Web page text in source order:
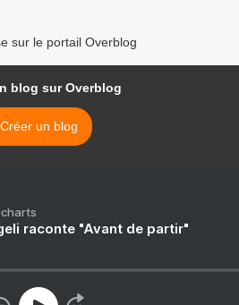
sur le portail Overblog
blog sur Overblog
Créer un blog
raconte "Avant de partir"